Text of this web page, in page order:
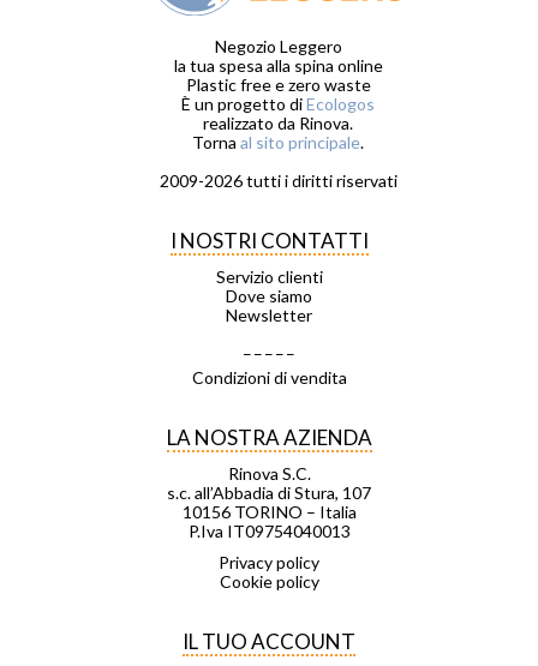
Negozio Leggero
la tua spesa alla spina online
Plastic free e zero waste
È un progetto diEcologos
realizzato da Rinova.
Torna al sito principale.
2009-2026 tutti i diritti riservati
I NOSTRI CONTATTI
Servizio clienti
Dove siamo
Newsletter
Condizioni di vendita
LA NOSTRA AZIENDA
Rinova S.C.
s.c. all’Abbadia di Stura, 107
10156 TORINO – Italia
P.Iva IT09754040013
Privacy policy
Cookie policy
IL TUO ACCOUNT